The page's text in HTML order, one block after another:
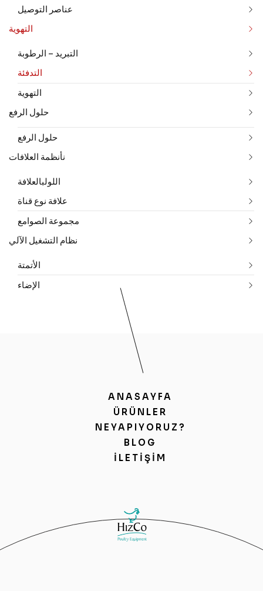
عناصر التوصيل
التهوية
التبريد – الرطوبة
التدفئة
التهوية
حلول الرفع
حلول الرفع
نأنظمة العلافات
اللولبالعلافة
علافة نوع قناة
مجموعة الصوامع
نظام التشغيل الآلي
الأتمتة
الإضاء
ANASAYFA
ÜRÜNLER
NEYAPIYORUZ?
BLOG
İLETIŞIM